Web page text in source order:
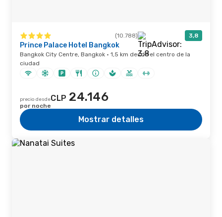
(10.788) 3,8
Prince Palace Hotel Bangkok
Bangkok City Centre, Bangkok · 1,5 km desde el centro de la
ciudad
precio desdeCLP 24.146
por noche
Mostrar detalles